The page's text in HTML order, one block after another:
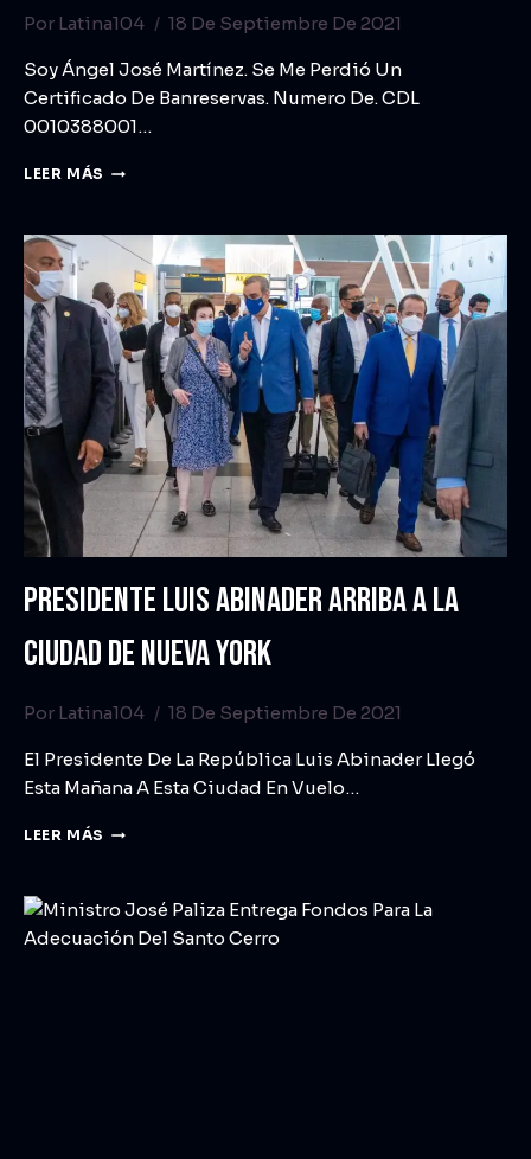
Por Latina104 18 De Septiembre De 2021
Soy Ángel José Martínez. Se Me Perdió Un
Certificado De Banreservas. Numero De. CDL
0010388001…
LEER MÁS
PRESIDENTE LUIS ABINADER ARRIBA A LA
CIUDAD DE NUEVA YORK
Por Latina104 18 De Septiembre De 2021
El Presidente De La República Luis Abinader Llegó
Esta Mañana A Esta Ciudad En Vuelo…
LEER MÁS